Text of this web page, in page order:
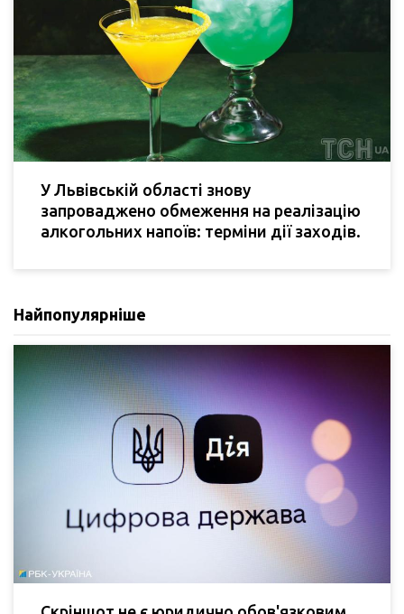
У Львівській області знову
запроваджено обмеження на реалізацію
алкогольних напоїв: терміни дії заходів.
Найпопулярніше